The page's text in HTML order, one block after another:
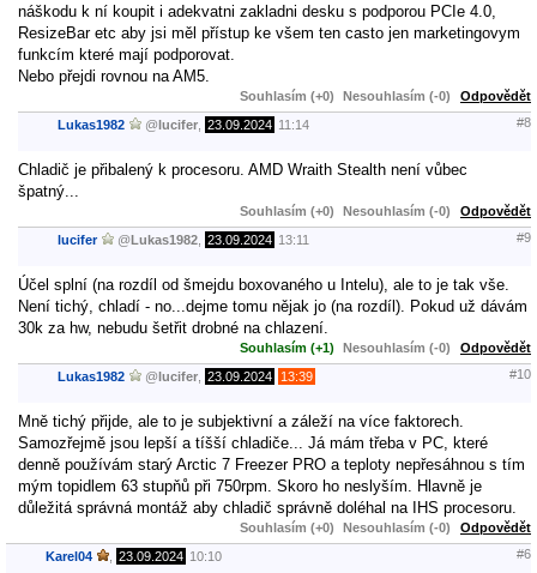
náškodu k ní koupit i adekvatni zakladni desku s podporou PCIe 4.0,
ResizeBar etc aby jsi měl přístup ke všem ten casto jen marketingovym
funkcím které mají podporovat.
Nebo přejdi rovnou na AM5.
Souhlasím (+0) Nesouhlasím (-0) Odpovědět
Lukas1982 @lucifer 23.09.2024 11:14 #8
Chladič je přibalený k procesoru. AMD Wraith Stealth není vůbec
špatný...
Souhlasím (+0) Nesouhlasím (-0) Odpovědět
lucifer @Lukas1982 23.09.2024 13:11 #9
Účel splní (na rozdíl od šmejdu boxovaného u Intelu), ale to je tak vše.
Není tichý, chladí - no...dejme tomu nějak jo (na rozdíl). Pokud už dávám
30k za hw, nebudu šetřit drobné na chlazení.
Souhlasím (+1) Nesouhlasím (-0) Odpovědět
Lukas1982 @lucifer 23.09.2024 13:39 #10
Mně tichý přijde, ale to je subjektivní a záleží na více faktorech.
Samozřejmě jsou lepší a tíšší chladiče... Já mám třeba v PC, které
denně používám starý Arctic 7 Freezer PRO a teploty nepřesáhnou s tím
mým topidlem 63 stupňů při 750rpm. Skoro ho neslyším. Hlavně je
důležitá správná montáž aby chladič správně doléhal na IHS procesoru.
Souhlasím (+0) Nesouhlasím (-0) Odpovědět
Karel04 23.09.2024 10:10 #6